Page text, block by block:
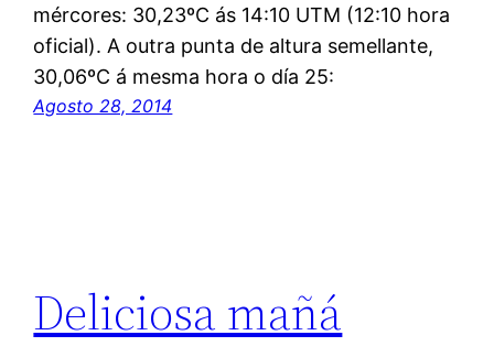
mércores: 30,23ºC ás 14:10 UTM (12:10 hora
oficial). A outra punta de altura semellante,
30,06ºC á mesma hora o día 25:
Agosto 28, 2014
Deliciosa mañá